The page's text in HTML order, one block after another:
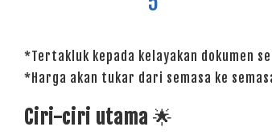
*Tertakluk kepada kelayakan dokumen
*Harga akan tukar dari semasa ke
Ciri-ciri utama 🌟